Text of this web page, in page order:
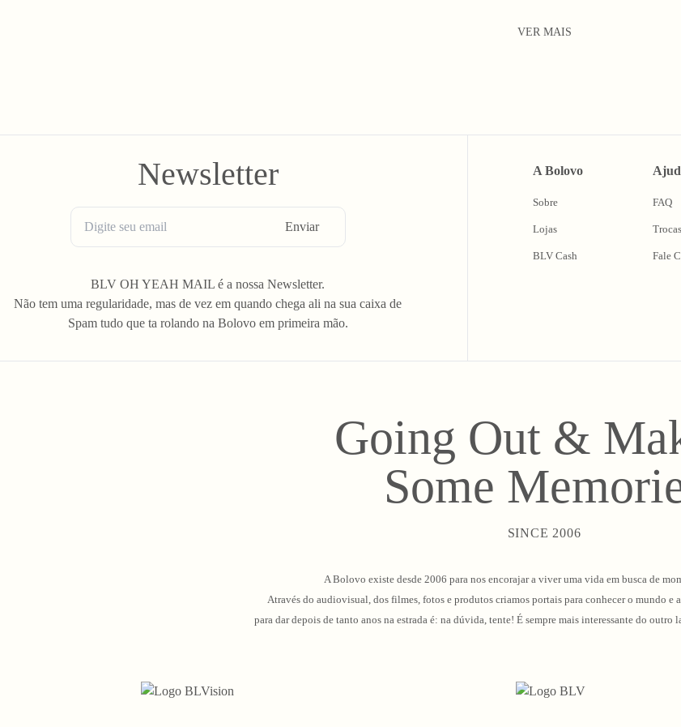
VER MAIS
Newsletter
Enviar
BLV OH YEAH MAIL é a nossa Newsletter.
Não tem uma regularidade, mas de vez em quando chega ali na sua caixa de
Spam tudo que ta rolando na Bolovo em primeira mão.
A Bolovo
Sobre
Lojas
BLV Cash
FAQ
Fale
Going Out &
Some
SINCE 2006
A Bolovo existe desde 2006 para nos encorajar a viver uma vida em busca de
Através do audiovisual, dos filmes, fotos e produtos criamos portais para conhecer o mundo e
para dar depois de tanto anos na estrada é: na dúvida, tente! É sempre mais interessante do outro